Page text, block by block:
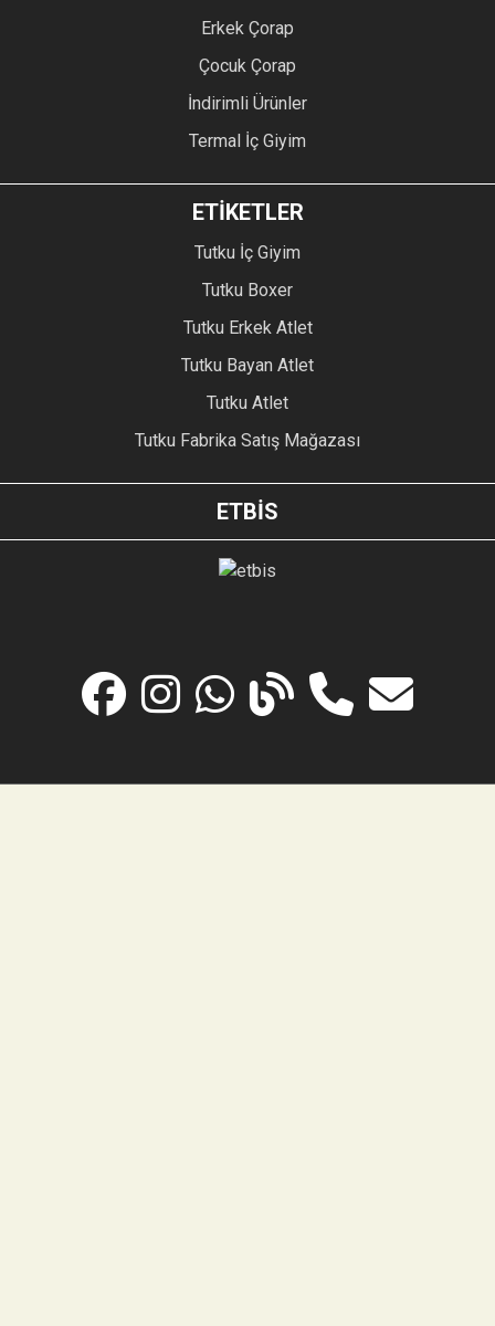
Erkek Çorap
Çocuk Çorap
İndirimli Ürünler
Termal İç Giyim
ETİKETLER
Tutku İç Giyim
Tutku Boxer
Tutku Erkek Atlet
Tutku Bayan Atlet
Tutku Atlet
Tutku Fabrika Satış Mağazası
ETBİS